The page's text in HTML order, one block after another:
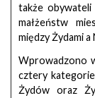
także obywateli
małżeństw
między Żydami a
Wprowadzono
cztery
Żydów oraz